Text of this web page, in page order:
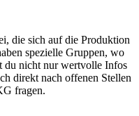
die sich auf die Produktion
spezielle Gruppen, wo
du nicht nur wertvolle Infos
direkt nach offenen Stellen
fragen.